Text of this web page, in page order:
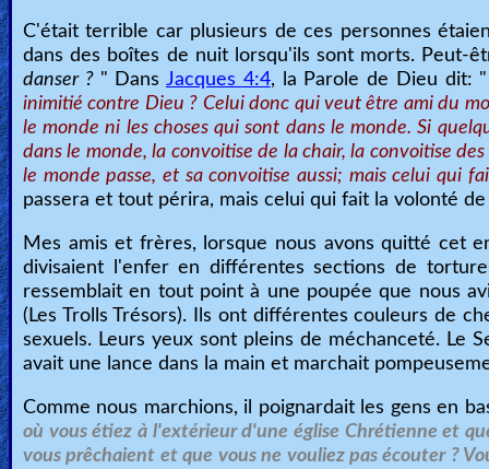
C'était terrible car plusieurs de ces personnes
dans des boîtes de nuit lorsqu'ils sont morts. Peut-
danser ? " Dans Jacques 4:4, la Parole de Dieu dit:
inimitié contre Dieu ? Celui donc qui veut être ami du
le monde ni les choses qui sont dans le monde. Si
dans le monde, la convoitise de la chair, la convoitise
le monde passe, et sa convoitise aussi; mais celui qui
passera et tout périra, mais celui qui fait la volonté
Mes amis et frères, lorsque nous avons quitté cet
divisaient l'enfer en différentes sections de
ressemblait en tout point à une poupée que nous
(Les Trolls Trésors). Ils ont différentes couleurs de
sexuels. Leurs yeux sont pleins de méchanceté. Le
avait une lance dans la main et marchait
Comme nous marchions, il poignardait les gens en
où vous étiez à l'extérieur d'une église Chrétienne et
vous prêchaient et que vous ne vouliez pas écouter ?